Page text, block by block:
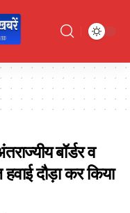
बॉर्डर व
दौड़ा कर किया